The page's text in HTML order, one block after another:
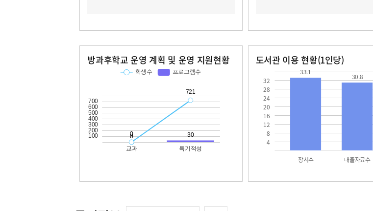
방과후학교 운영 계획 및 운영 지원현황 도서관 이용 현황(1인당)
4
8
12
16
20
24
28
32
장서수 대출자료수
33.1
30.8